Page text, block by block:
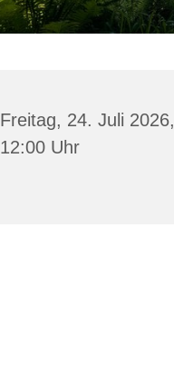
Freitag, 24. Juli 2026,
12:00 Uhr